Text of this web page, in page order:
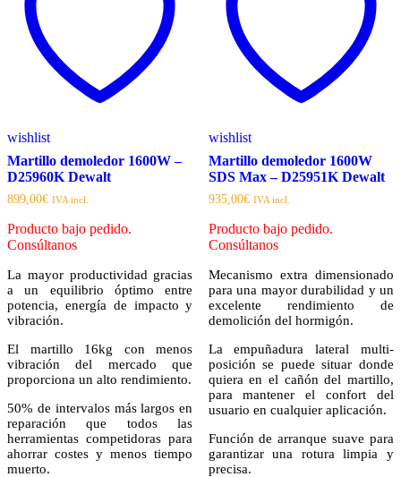
wishlist
Martillo demoledor 1600W –
D25960K Dewalt
899,00€ IVA incl.
Producto bajo pedido.
Consúltanos
La mayor productividad gracias
a un equilibrio óptimo entre
potencia, energía de impacto y
vibración.
El martillo 16kg con menos
vibración del mercado que
proporciona un alto rendimiento.
50% de intervalos más largos en
reparación que todos las
herramientas competidoras para
ahorrar costes y menos tiempo
muerto.
wishlist
Martillo demoledor 1600W
SDS Max – D25951K Dewalt
935,00€ IVA incl.
Producto bajo pedido.
Consúltanos
Mecanismo extra dimensionado
para una mayor durabilidad y un
excelente rendimiento de
demolición del hormigón.
La empuñadura lateral multi-
posición se puede situar donde
quiera en el cañón del martillo,
para mantener el confort del
usuario en cualquier aplicación.
Función de arranque suave para
garantizar una rotura limpia y
precisa.